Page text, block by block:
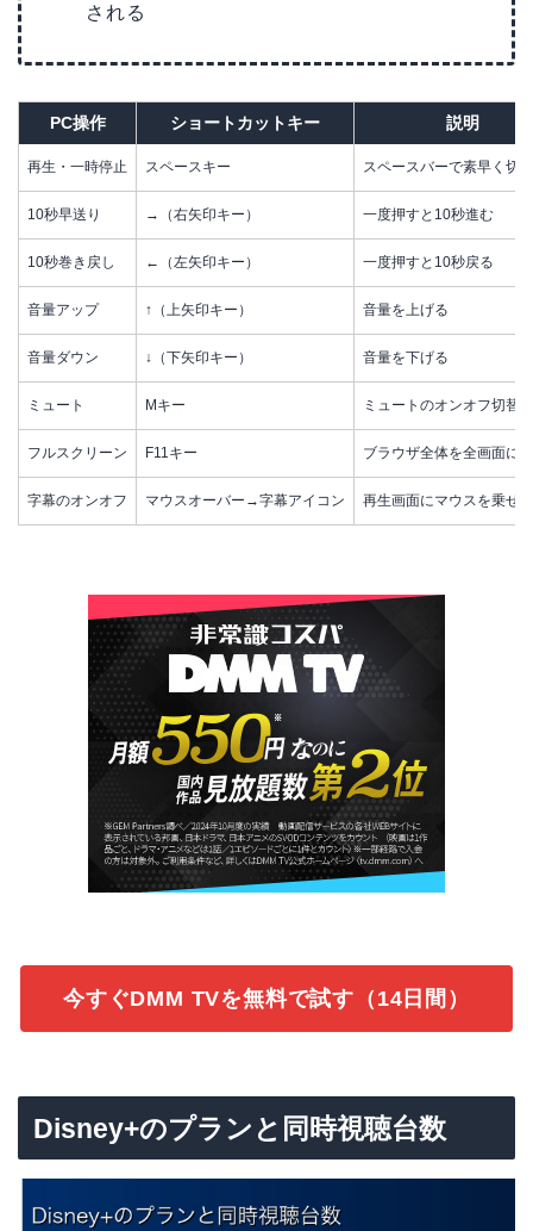
される
PC操作 ショートカットキー 説明
再生・一時停止 スペースキー スペースバーで素早く切替
10秒早送り →（右矢印キー） 一度押すと10秒進む
10秒巻き戻し ←（左矢印キー） 一度押すと10秒戻る
音量アップ ↑（上矢印キー） 音量を上げる
音量ダウン ↓（下矢印キー） 音量を下げる
ミュート Mキー ミュートのオンオフ切替
フルスクリーン F11キー ブラウザ全体を全画面に
字幕のオンオフ マウスオーバー→字幕アイコン 再生画面にマウスを乗せ
今すぐDMM TVを無料で試す（14日間）
Disney+のプランと同時視聴台数